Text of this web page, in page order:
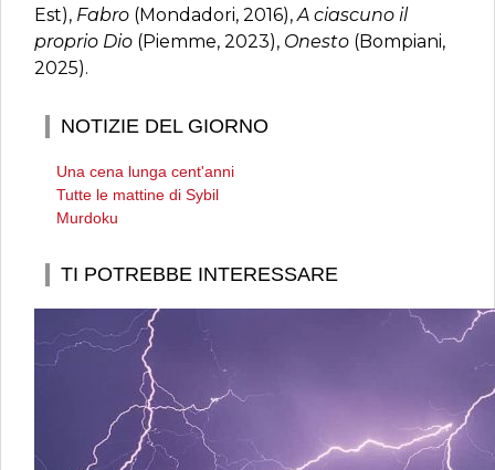
Est), Fabro (Mondadori, 2016),A ciascuno il
proprio Dio (Piemme, 2023), Onesto (Bompiani,
2025).
NOTIZIE DEL GIORNO
Una cena lunga cent'anni
Tutte le mattine di Sybil
Murdoku
TI POTREBBE INTERESSARE